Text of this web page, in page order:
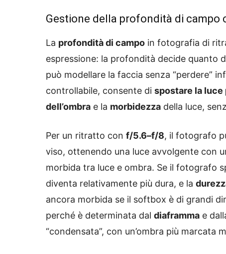
Gestione della profondità di campo
La profondità di campo in fotografia di
espressione: la profondità decide quanto
può modellare la faccia senza “perdere”
controllabile, consente di spostare la luce
dell’ombra e la morbidezza della luce,
Per un ritratto con f/5.6–f/8, il fotografo
viso, ottenendo una luce avvolgente con
morbida tra luce e ombra. Se il fotografo
diventa relativamente più dura, e la
ancora morbida se il softbox è di grandi
perché è determinata dal diaframma e
“condensata”, con un’ombra più marcata